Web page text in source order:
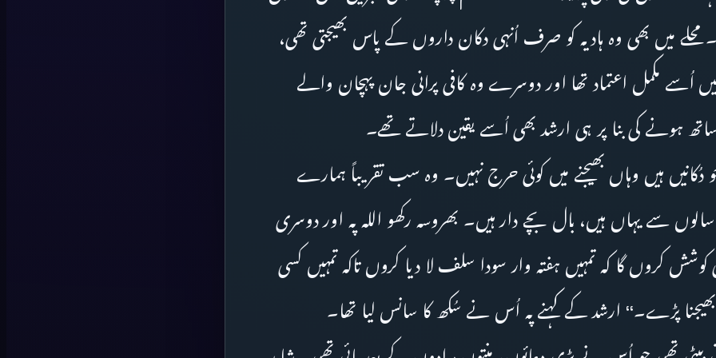
میں بھی وہ ہادیہ کو صرف اُنہی دکان داروں کے پاس بھیجتی تھی،
مکمل اعتماد تھا اور دوسرے وہ کافی پرانی جان پہچان والے
ہونے کی بنا پر ہی ارشد بھی اُسے یقین دلاتے تھے۔
جو دُکانیں ہیں وہاں بھیجنے میں کوئی حرج نہیں۔ وہ سب تقریباً ہمارے
سے یہاں ہیں، بال بچے دار ہیں۔ بھروسہ رکھو اللہ پہ اور دوسری
کروں گا کہ تمہیں ہفتہ وار سودا سلف لا دیا کروں تاکہ تمہیں کسی
بھیجنا پڑے۔‘‘ ارشد کے کہنے پہ اُس نے سُکھ کا سانس لیا تھا۔